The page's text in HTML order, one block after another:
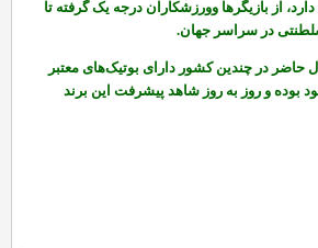
از بازیگرها وورزشکاران درجه یک گرفته تا
در سراسر جهان.
در چندین کشور دارای بوتیک‌های معتبر
و روز به روز شاهد پیشرفت این برند